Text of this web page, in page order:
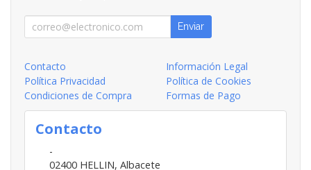
Enviar
Contacto
Información Legal
Política Privacidad
Política de Cookies
Condiciones de Compra
Formas de Pago
Contacto
-
02400 HELLIN, Albacete